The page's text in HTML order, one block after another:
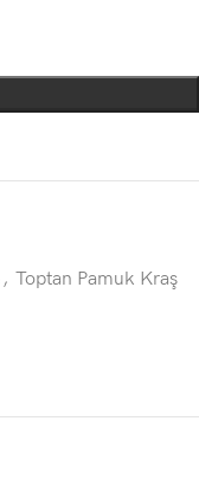
, Toptan Pamuk Kraş